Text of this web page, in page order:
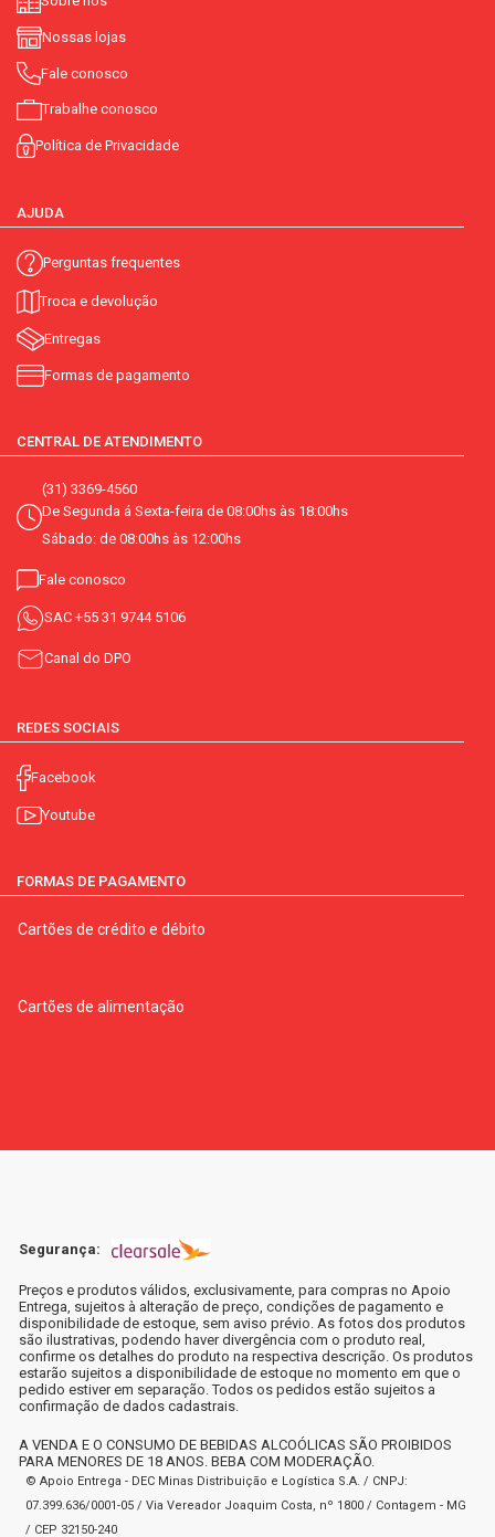
Nossas lojas
Fale conosco
Trabalhe conosco
Política de Privacidade
AJUDA
Perguntas frequentes
Troca e devolução
Entregas
Formas de pagamento
CENTRAL DE ATENDIMENTO
(31) 3369-4560
De Segunda á Sexta-feira de 08:00hs às 18:00hs
Sábado: de 08:00hs às 12:00hs
Fale conosco
SAC +55 31 9744 5106
Canal do DPO
REDES SOCIAIS
Facebook
Youtube
FORMAS DE PAGAMENTO
Cartões de crédito e débito
Cartões de alimentação
Segurança:
Preços e produtos válidos, exclusivamente, para compras no Apoio
Entrega, sujeitos à alteração de preço, condições de pagamento e
disponibilidade de estoque, sem aviso prévio. As fotos dos produtos
são ilustrativas, podendo haver divergência com o produto real,
confirme os detalhes do produto na respectiva descrição. Os produtos
estarão sujeitos a disponibilidade de estoque no momento em que o
pedido estiver em separação. Todos os pedidos estão sujeitos a
confirmação de dados cadastrais.
A VENDA E O CONSUMO DE BEBIDAS ALCOÓLICAS SÃO PROIBIDOS
PARA MENORES DE 18 ANOS. BEBA COM MODERAÇÃO.
© Apoio Entrega - DEC Minas Distribuição e Logística S.A. / CNPJ:
07.399.636/0001-05 / Via Vereador Joaquim Costa, nº 1800 / Contagem - MG
/ CEP 32150-240